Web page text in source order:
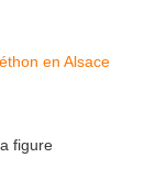
figure